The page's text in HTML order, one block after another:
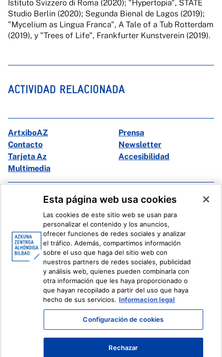
Istituto Svizzero di Roma (2020); "Hypertopia", STATE
Studio Berlin (2020); Segunda Bienal de Lagos (2019);
"Mycelium as Lingua Franca", A Tale of a Tub Rotterdam
(2019), y "Trees of Life", Frankfurter Kunstverein (2019).
ACTIVIDAD RELACIONADA
ArtxiboAZ
Prensa
Contacto
Newsletter
Tarjeta Az
Accesibilidad
Multimedia
Facebook
X
Ivoox
Información legal Sistema Interno de Información
Esta página web usa cookies
Las cookies de este sitio web se usan para
personalizar el contenido y los anuncios,
ofrecer funciones de redes sociales y analizar
el tráfico. Además, compartimos información
sobre el uso que haga del sitio web con
nuestros partners de redes sociales, publicidad
y análisis web, quienes pueden combinarla con
otra información que les haya proporcionado o
que hayan recopilado a partir del uso que haya
hecho de sus servicios. Informacion legal
Configuración de cookies
Rechazar